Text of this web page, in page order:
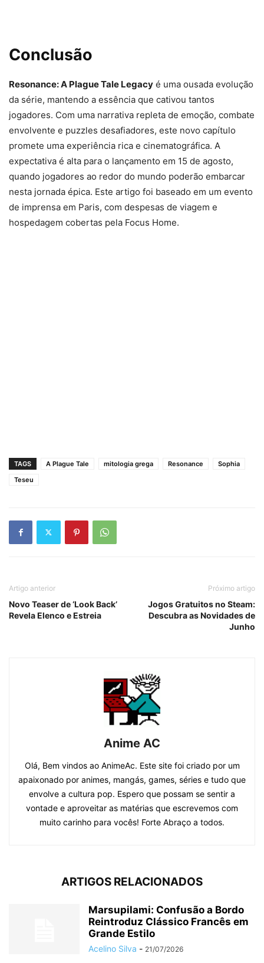
Conclusão
Resonance: A Plague Tale Legacy é uma ousada evolução
da série, mantendo a essência que cativou tantos
jogadores. Com uma narrativa repleta de emoção, combate
envolvente e puzzles desafiadores, este novo capítulo
promete uma experiência rica e cinematográfica. A
expectativa é alta para o lançamento em 15 de agosto,
quando jogadores ao redor do mundo poderão embarcar
nesta jornada épica. Este artigo foi baseado em um evento
de imprensa em Paris, com despesas de viagem e
hospedagem cobertas pela Focus Home.
TAGS A Plague Tale mitologia grega Resonance
Sophia
Teseu
Artigo anterior
Novo Teaser de ‘Look Back’
Revela Elenco e Estreia
Próximo artigo
Jogos Gratuitos no Steam:
Descubra as Novidades de
Junho
Anime AC
Olá, Bem vindos ao AnimeAc. Este site foi criado por um
apaixonado por animes, mangás, games, séries e tudo que
envolve a cultura pop. Espero que possam se sentir a
vontade e aproveitar as matérias que escrevemos com
muito carinho para vocês! Forte Abraço a todos.
ARTIGOS RELACIONADOS
Marsupilami: Confusão a Bordo
Reintroduz Clássico Francês em
Grande Estilo
Acelino Silva - 21/07/2026